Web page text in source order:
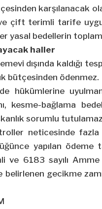
karşılanacak
ve çift terimli tarife
yasal bedellerin
haller
dışında kaldığı
bütçesinden ödenmez.
hükümlerine
kesme-bağlama
sorumlu
neticesinde
yapılan
ve 6183 sayılı Amme
belirlenen gecikme